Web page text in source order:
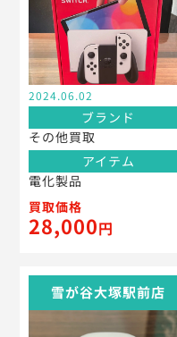
2024.06.02
ブランド
その他買取
アイテム
電化製品
買取価格
28,000円
雪が谷大塚駅前店